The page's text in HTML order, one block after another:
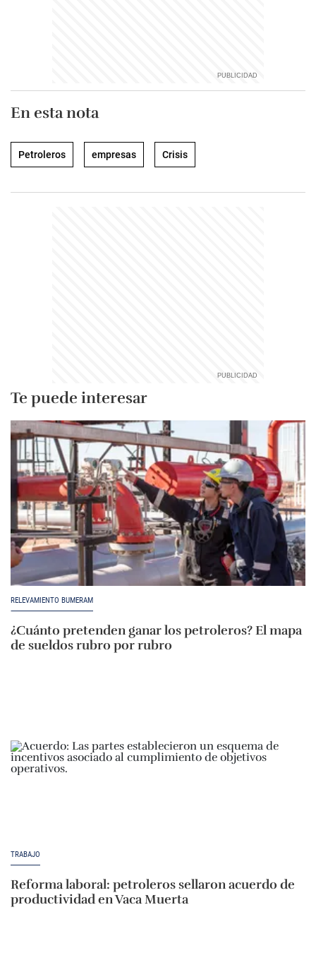
En esta nota
Petroleros empresas Crisis
Te puede interesar
RELEVAMIENTO BUMERAM
¿Cuánto pretenden ganar los petroleros? El mapa
de sueldos rubro por rubro
TRABAJO
Reforma laboral: petroleros sellaron acuerdo de
productividad en Vaca Muerta